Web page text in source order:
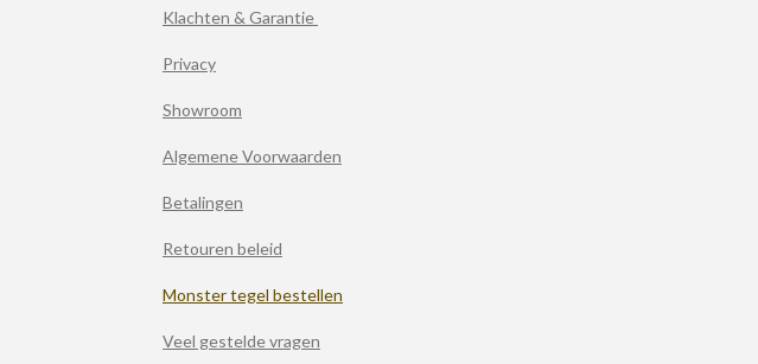
Klachten & Garantie
Privacy
Showroom
Algemene Voorwaarden
Betalingen
Retouren beleid
Monster tegel bestellen
Veel gestelde vragen